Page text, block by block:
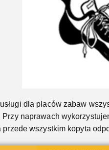
dla placów zabaw
Przy naprawach
przede wszystkim kopyta